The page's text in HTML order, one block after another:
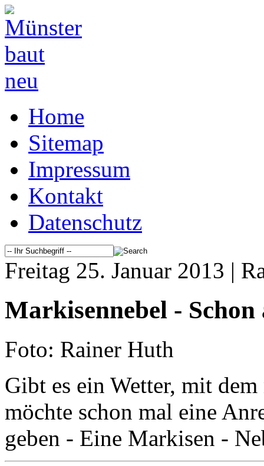
Home
Sitemap
Impressum
Kontakt
Datenschutz
Freitag 25. Januar 2013 |
Markisennebel -
Foto: Rainer Huth
Gibt es ein Wetter, mit
möchte schon mal eine
geben - Eine Markisen -